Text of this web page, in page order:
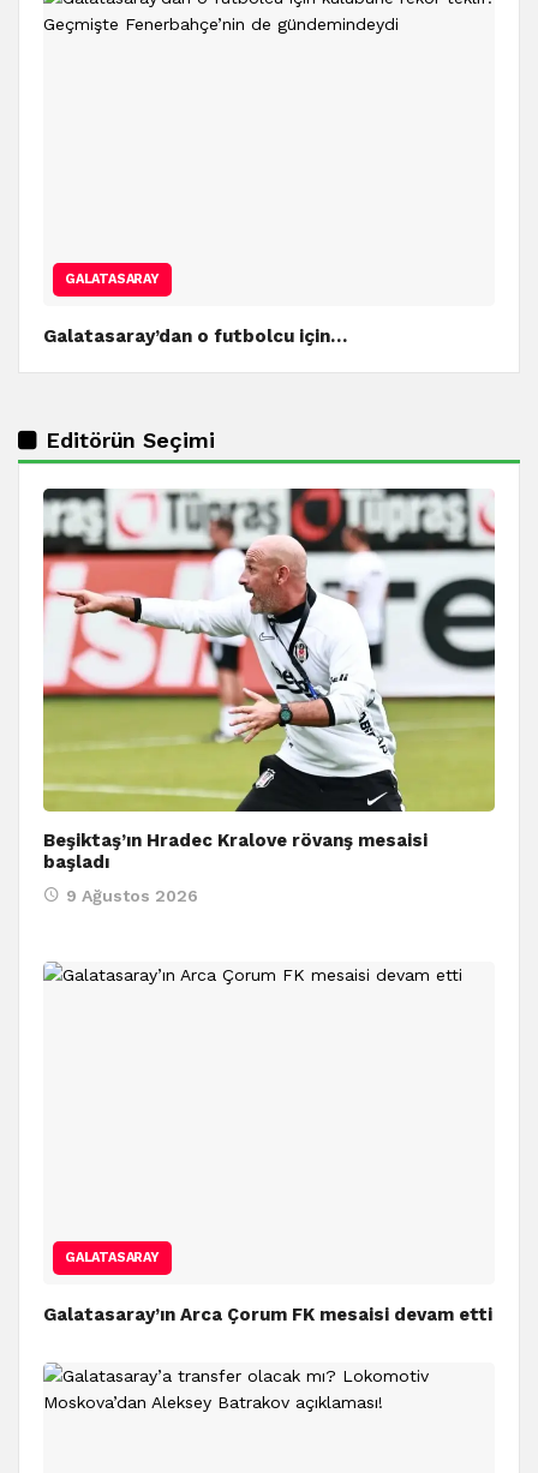
GALATASARAY
Galatasaray’dan o futbolcu için…
Editörün Seçimi
Beşiktaş’ın Hradec Kralove rövanş mesaisi
başladı
9 Ağustos 2026
GALATASARAY
Galatasaray’ın Arca Çorum FK mesaisi devam etti